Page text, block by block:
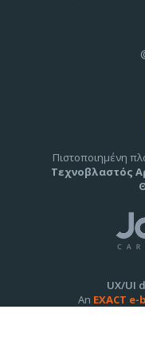
Πιστοποιημένη
Τεχνοβλαστός
UX/UI
An EXACT